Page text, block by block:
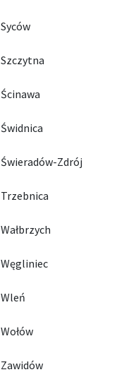
Syców
Szczytna
Ścinawa
Świdnica
Świeradów-Zdrój
Trzebnica
Wałbrzych
Węgliniec
Wleń
Wołów
Zawidów